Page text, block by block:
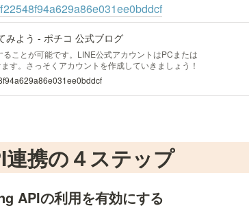
みよう - ポチコ 公式ブログ
ことが可能です。LINE公式アカウントはPCまたは
す。さっそくアカウントを作成していきましょう！
携の４ステップ
APIの利用を有効にする